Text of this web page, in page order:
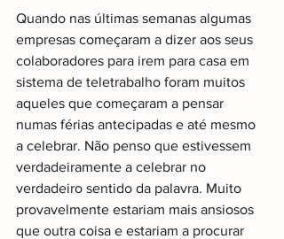
Quando nas últimas semanas algumas
empresas começaram a dizer aos seus
colaboradores para irem para casa em
sistema de teletrabalho foram muitos
aqueles que começaram a pensar
numas férias antecipadas e até mesmo
a celebrar. Não penso que estivessem
verdadeiramente a celebrar no
verdadeiro sentido da palavra. Muito
provavelmente estariam mais ansiosos
que outra coisa e estariam a procurar